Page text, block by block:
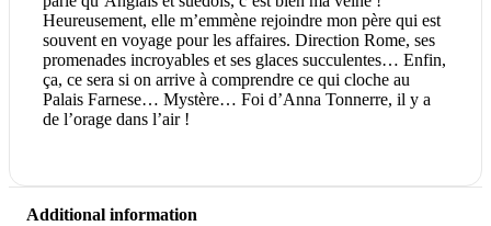
Heureusement, elle m’emmène rejoindre mon père qui est
souvent en voyage pour les affaires. Direction Rome, ses
promenades incroyables et ses glaces succulentes… Enfin,
ça, ce sera si on arrive à comprendre ce qui cloche au
Palais Farnese… Mystère… Foi d’Anna Tonnerre, il y a
de l’orage dans l’air !
Additional information